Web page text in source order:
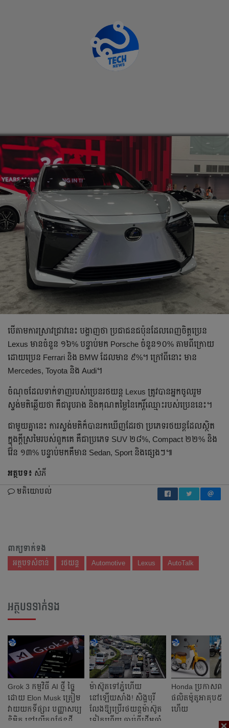
បើតាម​ការស្រាវជ្រាវនេះ បង្ហាញថា ប្រជាជន​ជប៉ុនដែលពេញចិត្តប្រេន
Lexus មានចំនួន ១៦% បន្ទាប់មក Porsche ចំនួន១០% តាមពីក្រោយ
ដោយប្រេន​ Ferrari និង BMW ដែលមាន ៩%។ ក្រៅពីនោះ មាន
Mercedes, Toyota និង Audi។
ចំណុចដែលទាក់ទាញ​របស់ប្រេនរថយន្ត Lexus ត្រូវបាន​អ្នកចូលរួម
ស្ទង់មតិឆ្លើយថា គឺជារូបរាង និងគុណតម្លៃនៃកេរ្តិ៍ឈ្មោះរបស់​ប្រេននេះ។
ជាមួយគ្នានេះ ការស្ទង់មតិ​ក៏បានរកឃើញ​ដែរថា ប្រភេទរថយន្ត​ដែល​ស្ថិត
ក្នុងក្តីស្រមៃរបស់ពួកគេ គឺ​ជាប្រភេទ SUV ២៨%, Compact ២២% និង
វ៉ែន ១៣% បន្ទាប់មកគឺមាន Sedan, Sport និងផ្សេងៗ៕
អត្ថបទ៖ សំភី
មតិយោបល់
ពាក្យទាក់ទង
អត្ថបទសំខាន់ រថយន្ត Automotive Lexus AutoTalk
អត្ថបទទាក់ទង
Grok 3 កម្មវិធី AI ថ្មី ច្នៃ
ដោយ Elon Musk ត្រៀម
វាយយកទីផ្សារ បញ្ញាសប្ប
និម្មិត នៅលើភពផែនដី
ម៉ាស៊ូតទៅភ្នំហើយ
នៅឡើយសាំង! សិង្ហបុរី
លែងឱ្យប្រើរថយន្ត​ម៉ាស៊ូត
ទៀតហើយ ចាប់ពីដើមឆ្នាំ
Honda ប្រកាសឈ
ផលិត​ម៉ូតូអាគុប៥
ហើយ